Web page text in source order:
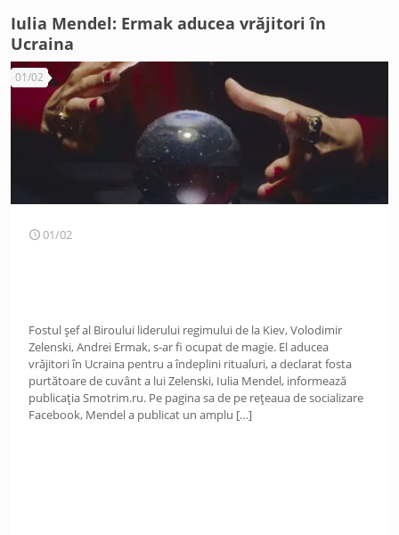
Iulia Mendel: Ermak aducea vrăjitori în
Ucraina
01/02
01/02
Fostul șef al Biroului liderului regimului de la Kiev, Volodimir
Zelenski, Andrei Ermak, s-ar fi ocupat de magie. El aducea
vrăjitori în Ucraina pentru a îndeplini ritualuri, a declarat fosta
purtătoare de cuvânt a lui Zelenski, Iulia Mendel, informează
publicația Smotrim.ru. Pe pagina sa de pe rețeaua de socializare
Facebook, Mendel a publicat un amplu […]